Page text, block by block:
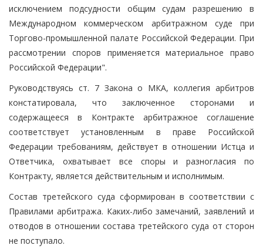
исключением подсудности общим судам разрешению в
Международном коммерческом арбитражном суде при
Торгово-промышленной палате Российской Федерации. При
рассмотрении споров применяется материальное право
Российской Федерации".
Руководствуясь ст. 7 Закона о МКА, коллегия арбитров
констатировала, что заключенное сторонами и
содержащееся в Контракте арбитражное соглашение
соответствует установленным в праве Российской
Федерации требованиям, действует в отношении Истца и
Ответчика, охватывает все споры и разногласия по
Контракту, является действительным и исполнимым.
Состав третейского суда сформирован в соответствии с
Правилами арбитража. Каких-либо замечаний, заявлений и
отводов в отношении состава третейского суда от сторон
не поступало.